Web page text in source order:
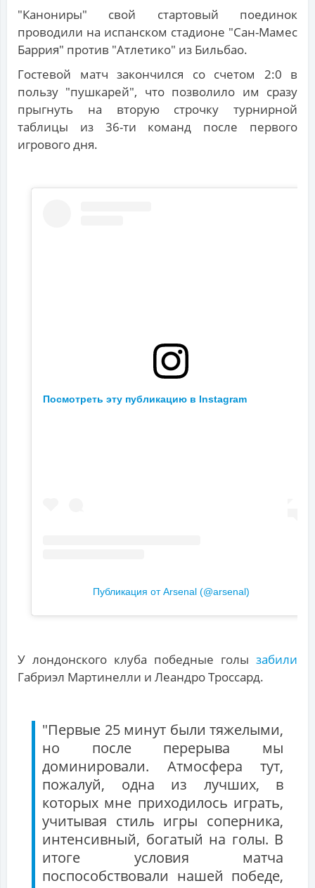
"Канониры" свой стартовый поединок
проводили на испанском стадионе "Сан-Мамес
Баррия" против "Атлетико" из Бильбао.
Гостевой матч закончился со счетом 2:0 в
пользу "пушкарей", что позволило им сразу
прыгнуть на вторую строчку турнирной
таблицы из 36-ти команд после первого
игрового дня.
Посмотреть эту публикацию в Instagram
Публикация от Arsenal (@arsenal)
У лондонского клуба победные голы забили
Габриэл Мартинелли и Леандро Троссард.
"Первые 25 минут были тяжелыми,
но после перерыва мы
доминировали. Атмосфера тут,
пожалуй, одна из лучших, в
которых мне приходилось играть,
учитывая стиль игры соперника,
интенсивный, богатый на голы. В
итоге условия матча
поспособствовали нашей победе,